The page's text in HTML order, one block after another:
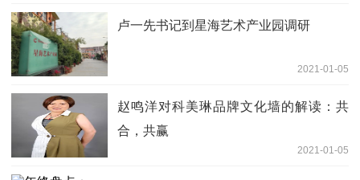
卢一先书记到星海艺术产业园调研
2021-01-05
赵鸣洋对科美琳品牌文化墙的解读：共
合，共赢
2021-01-05